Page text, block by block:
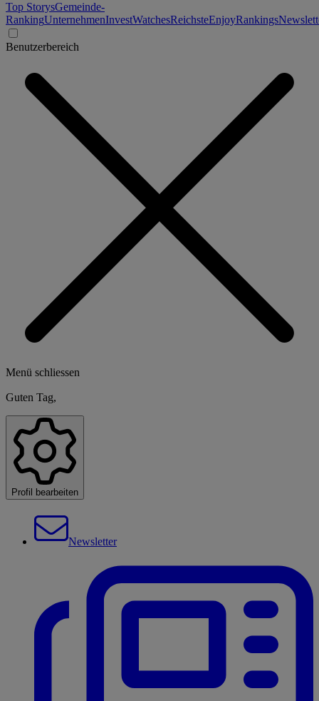
Top StorysGemeinde-
RankingUnternehmenInvestWatchesReichsteEnjoyRankings
Benutzerbereich
Menü schliessen
Guten Tag,
Profil bearbeiten
Newsletter